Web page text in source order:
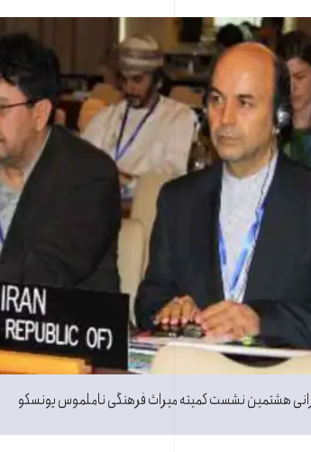
هشتمین نشست کمیته میراث فرهنگی ناملموس یونسکو